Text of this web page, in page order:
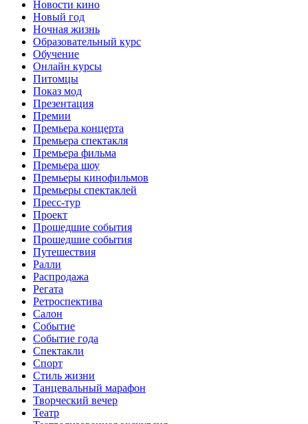
Новости кино
Новый год
Ночная жизнь
Образовательный курс
Обучение
Онлайн курсы
Питомцы
Показ мод
Презентация
Премии
Премьера концерта
Премьера спектакля
Премьера фильма
Премьера шоу
Премьеры кинофильмов
Премьеры спектаклей
Пресс-тур
Проект
Прошедшие события
Прошедшие события
Путешествия
Ралли
Распродажа
Регата
Ретроспектива
Салон
Событие
Событие года
Спектакли
Спорт
Стиль жизни
Танцевальный марафон
Творческий вечер
Театр